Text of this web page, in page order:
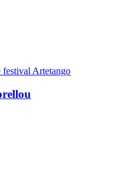
festival Artetango